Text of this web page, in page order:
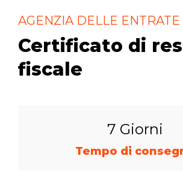
AGENZIA DELLE ENTRATE
Certificato di
fiscale
7 Giorni
Tempo di